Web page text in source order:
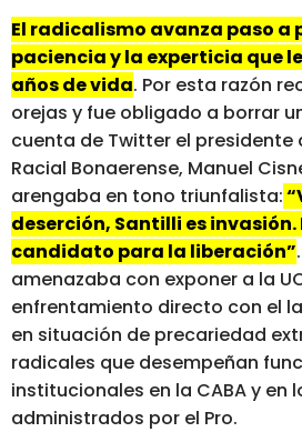
El radicalismo avanza paso a
paciencia y la experticia que
años de vida. Por esta razón
orejas y fue obligado a borrar
cuenta de Twitter el presidente
Racial Bonaerense, Manuel
arengaba en tono triunfalista:
deserción, Santilli es invasión.
candidato para la liberación”
amenazaba con exponer a la
enfrentamiento directo con el
en situación de precariedad
radicales que desempeñan
institucionales en la CABA y en
administrados por el Pro.